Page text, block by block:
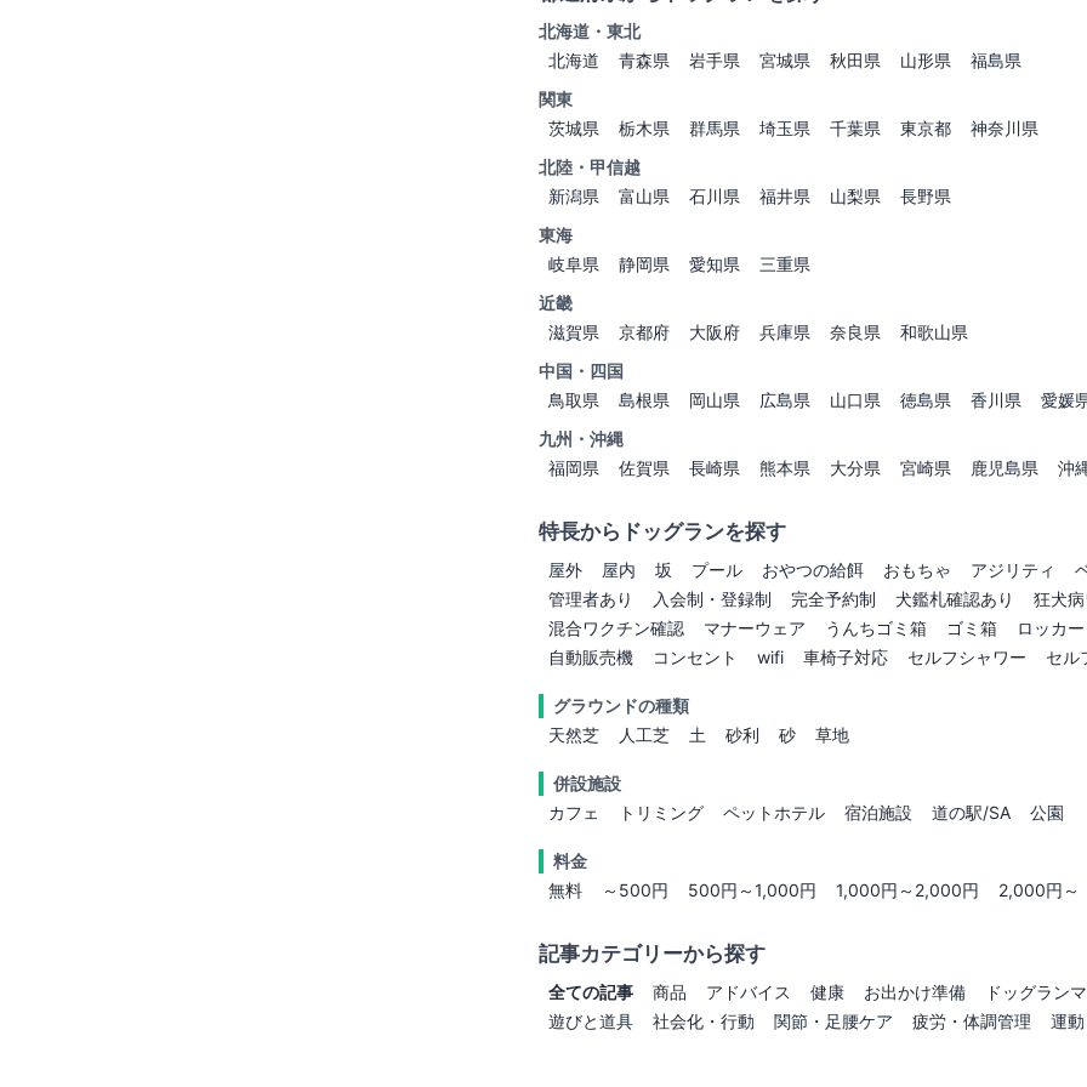
北海道・東北
北海道
青森県 岩手県 宮城県 秋田県 山形県
福島県
関東
茨城県
栃木県 群馬県 埼玉県 千葉県 東京都
神奈川県
北陸・甲信越
新潟県
富山県 石川県 福井県 山梨県
長野県
東海
岐阜県
静岡県 愛知県
三重県
近畿
滋賀県
京都府 大阪府 兵庫県 奈良県
和歌山県
中国・四国
鳥取県
島根県 岡山県 広島県 山口県 徳島県 香川県 愛媛
九州・沖縄
福岡県
佐賀県 長崎県 熊本県 大分県 宮崎県 鹿児島県 沖
特長からドッグランを探す
屋外 屋内 坂 プール おやつの給餌 おもちゃ アジリティ
管理者あり
入会制・登録制 完全予約制 犬鑑札確認あり
狂犬
混合ワクチン確認
マナーウェア うんちゴミ箱 ゴミ箱 ロッカー
自動販売機
コンセント wifi 車椅子対応 セルフシャワー セル
グラウンドの種類
天然芝
人工芝 土 砂利 砂 草地
併設施設
カフェ
トリミング ペットホテル 宿泊施設 道の駅/SA 公園
料金
無料
～500円 500円～1,000円 1,000円～2,000円 2,000円～
記事カテゴリーから探す
全ての記事 商品 アドバイス 健康 お出かけ準備 ドッグラン
遊びと道具
社会化・行動 関節・足腰ケア 疲労・体調管理 運